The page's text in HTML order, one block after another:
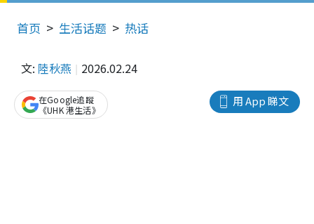
首页 生活话题 热话
文: 陸秋燕 2026.02.24
用 App 睇文
在Google追蹤
《UHK 港生活》